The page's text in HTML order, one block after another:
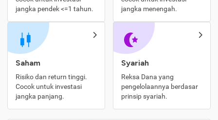
jangka pendek <=1 tahun.
jangka menengah.
Saham
Risiko dan return tinggi.
Cocok untuk investasi
jangka panjang.
Syariah
Reksa Dana yang
pengelolaannya berdasar
prinsip syariah.